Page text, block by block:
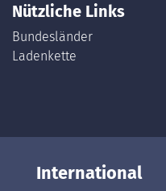
Nützliche Links
Bundesländer
Ladenkette
International